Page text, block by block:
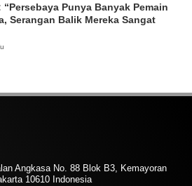
Punya Banyak Pemain
Serangan Balik Mereka Sangat
Angkasa No. 88 Blok B3, Kemayoran
10610 Indonesia